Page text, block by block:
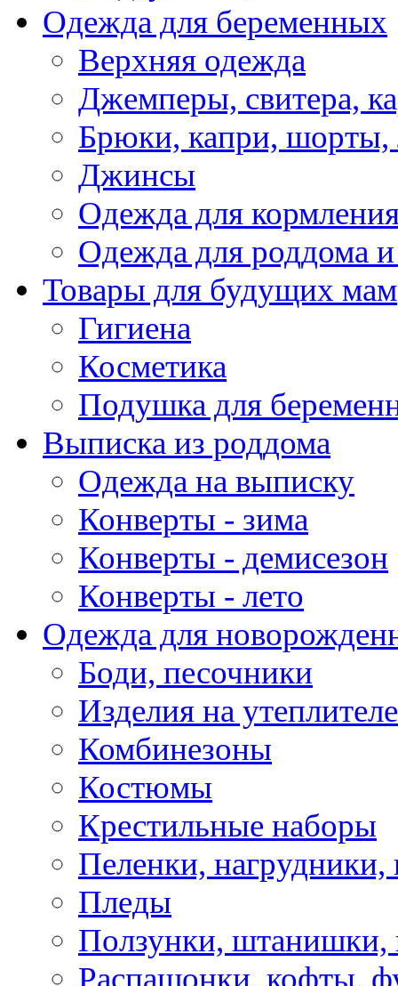
Одежда для беременных
Верхняя одежда
Джемперы, свитера,
Брюки, капри, шорты,
Джинсы
Одежда для
Одежда для роддома
Товары для будущих мам
Гигиена
Косметика
Подушка для
Выписка из роддома
Одежда на выписку
Конверты - зима
Конверты - демисезон
Конверты - лето
Одежда для
Боди, песочники
Изделия на утеплителе
Комбинезоны
Костюмы
Крестильные наборы
Пеленки, нагрудники,
Пледы
Ползунки, штанишки,
Распашонки, кофты,